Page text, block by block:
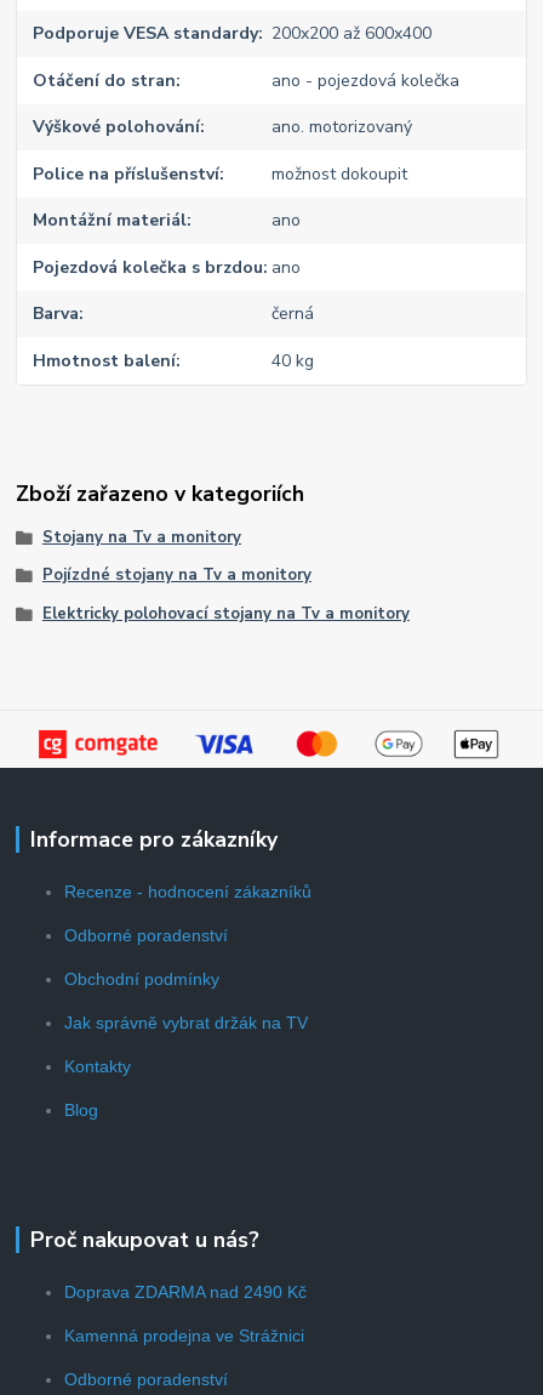
Podporuje VESA standardy 200x200 až 600x400
Otáčení do stran ano - pojezdová kolečka
Výškové polohování ano. motorizovaný
Police na příslušenství možnost dokoupit
Montážní materiál ano
Pojezdová kolečka s brzdou ano
Barva černá
Hmotnost balení 40 kg
Zboží zařazeno v kategoriích
Stojany na Tv a monitory
Pojízdné stojany na Tv a monitory
Elektricky polohovací stojany na Tv a monitory
Informace pro zákazníky
Recenze - hodnocení zákazníků
Odborné poradenství
Obchodní podmínky
Jak správně vybrat držák na TV
Kontakty
Blog
Proč nakupovat u nás?
Doprava ZDARMA nad 2490 Kč
Kamenná prodejna ve Strážnici
Odborné poradenství